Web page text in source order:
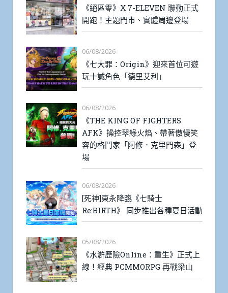
《絕區零》X 7-ELEVEN 聯動正式
開跑！主題門市、實體周邊登場
06/08/2026
《七大罪：Origin》迎來首位可遊
玩十誡角色「德里艾利」
06/08/2026
《THE KING OF FIGHTERS
AFK》操控翠綠火焰、帶著傲慢笑
容的格鬥家「阿修．克里門森」登
場
06/08/2026
[死神]東永降臨《七騎士
Re:BIRTH》 同步推出各種夏日活動
05/08/2026
《水滸歷險Online：重生》正式上
線！經典 PCMMORPG 再戰梁山